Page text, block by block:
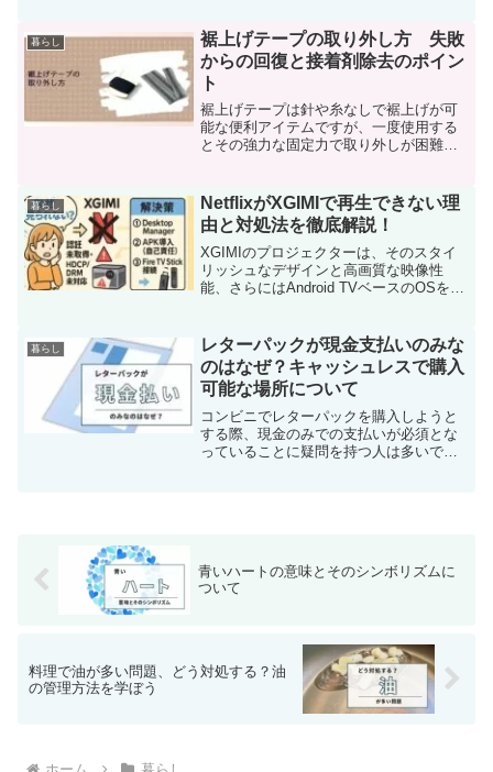
の意義や正しい封筒の書き方、選び方に
ついて詳しく解説します。...
暮らし
裾上げテープの取り外し方 失敗
からの回復と接着剤除去のポイン
ト
裾上げテープは針や糸なしで裾上げが可
能な便利アイテムですが、一度使用する
とその強力な固定力で取り外しが困難に
や、接着剤をキレイに除去するコツを紹
介しています。
暮らし
NetflixがXGIMIで再生できない理
由と対処法を徹底解説！
XGIMIのプロジェクターは、そのスタイ
リッシュなデザインと高画質な映像性
能、さらにはAndroid TVベースのOSを搭
器として高い人気を集めています。しか
し、その便...
暮らし
レターパックが現金支払いのみな
のはなぜ？キャッシュレスで購入
可能な場所について
コンビニでレターパックを購入しようと
する際、現金のみでの支払いが必須とな
っていることに疑問を持つ人は多いでし
青いハートの意味とそのシンボリズムに
ついて
料理で油が多い問題、どう対処する？油
の管理方法を学ぼう